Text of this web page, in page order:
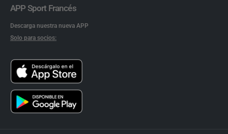
APP Sport Francés
Descarga nuestra nueva APP
Solo para socios: